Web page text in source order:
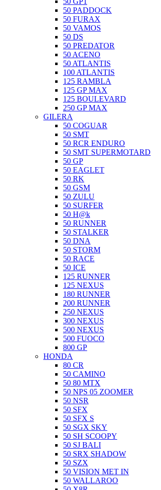
50 PADDOCK
50 FURAX
50 VAMOS
50 DS
50 PREDATOR
50 ACENO
50 ATLANTIS
100 ATLANTIS
125 RAMBLA
125 GP MAX
125 BOULEVARD
250 GP MAX
GILERA
50 COGUAR
50 SMT
50 RCR ENDURO
50 SMT SUPERMOTARD
50 GP
50 EAGLET
50 RK
50 GSM
50 ZULU
50 SURFER
50 H@k
50 RUNNER
50 STALKER
50 DNA
50 STORM
50 RACE
50 ICE
125 RUNNER
125 NEXUS
180 RUNNER
200 RUNNER
250 NEXUS
300 NEXUS
500 NEXUS
500 FUOCO
800 GP
HONDA
80 CR
50 CAMINO
50 80 MTX
50 NPS 05 ZOOMER
50 NSR
50 SFX
50 SFX S
50 SGX SKY
50 SH SCOOPY
50 SJ BALI
50 SRX SHADOW
50 SZX
50 VISION MET IN
50 WALLAROO